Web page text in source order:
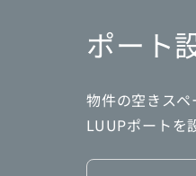
ポート
物件の空きスペ
LUUPポートを